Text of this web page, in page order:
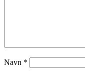
Navn *